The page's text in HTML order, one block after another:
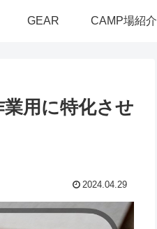
GEAR CAMP場紹介
用に特化させ
2024.04.29